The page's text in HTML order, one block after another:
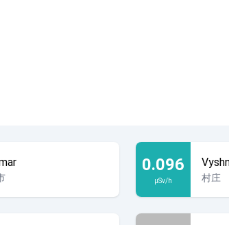
0.096
µSv/h 村庄